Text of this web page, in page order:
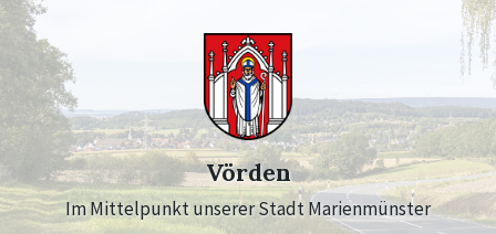
Skip
to
content
Skip
to
main
navigation
Skip
to
footer
Vörden
Im Mittelpunkt unserer Stadt Marienmünster